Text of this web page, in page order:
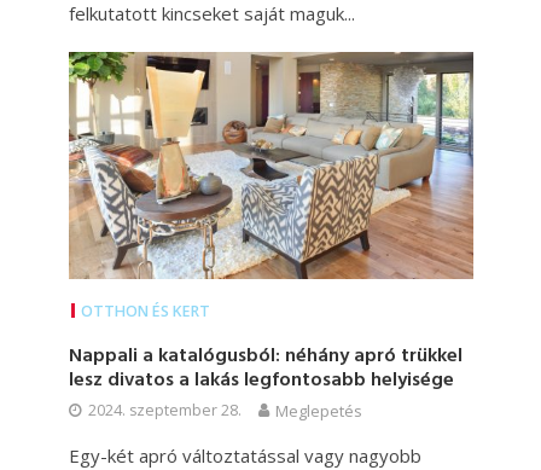
felkutatott kincseket saját maguk...
OTTHON ÉS KERT
Nappali a katalógusból: néhány apró trükkel
lesz divatos a lakás legfontosabb helyisége
2024. szeptember 28. Meglepetés
Egy-két apró változtatással vagy nagyobb